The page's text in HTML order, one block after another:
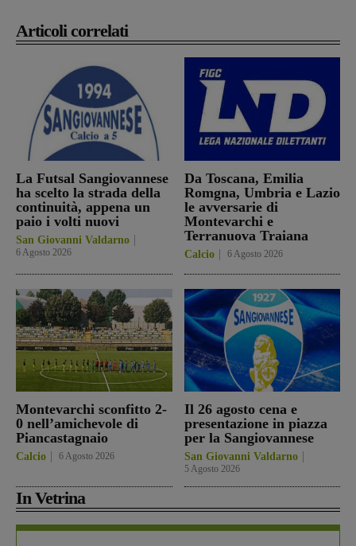
Articoli correlati
La Futsal Sangiovannese
ha scelto la strada della
continuità, appena un
paio i volti nuovi
San Giovanni Valdarno
6 Agosto 2026
Da Toscana, Emilia
Romgna, Umbria e Lazio
le avversarie di
Montevarchi e
Terranuova Traiana
Calcio 6 Agosto 2026
Montevarchi sconfitto 2-
0 nell’amichevole di
Piancastagnaio
Calcio 6 Agosto 2026
Il 26 agosto cena e
presentazione in piazza
per la Sangiovannese
San Giovanni Valdarno
5 Agosto 2026
In Vetrina